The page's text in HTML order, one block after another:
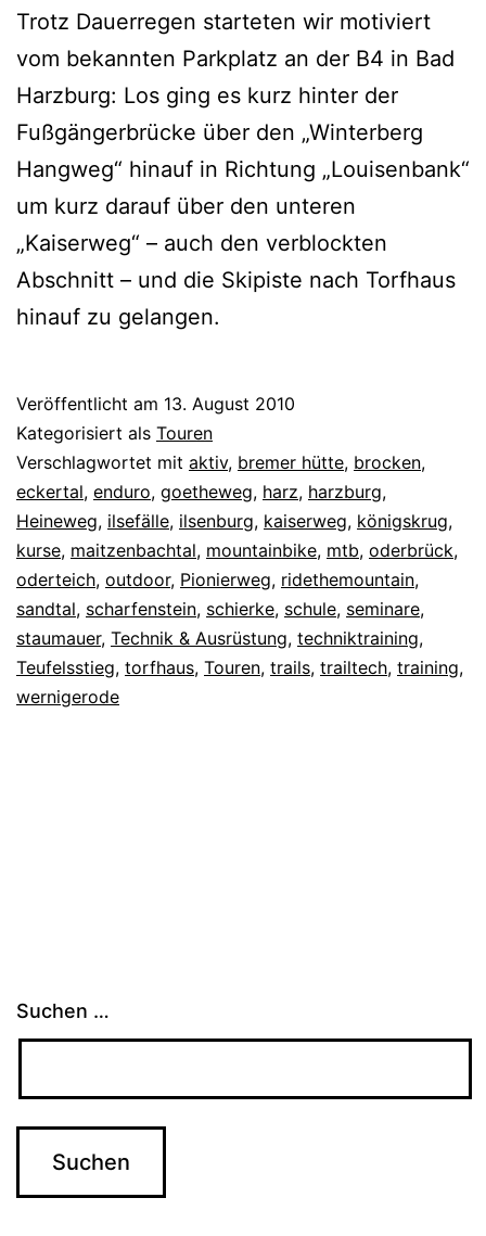
Trotz Dauerregen starteten wir motiviert
vom bekannten Parkplatz an der B4 in Bad
Harzburg: Los ging es kurz hinter der
Fußgängerbrücke über den „Winterberg
Hangweg“ hinauf in Richtung „Louisenbank“
um kurz darauf über den unteren
„Kaiserweg“ – auch den verblockten
Abschnitt – und die Skipiste nach Torfhaus
hinauf zu gelangen.
Veröffentlicht am 13. August 2010
Kategorisiert als Touren
Verschlagwortet mit aktiv, bremer hütte, brocken,
eckertal, enduro, goetheweg, harz, harzburg,
Heineweg, ilsefälle, ilsenburg, kaiserweg, königskrug,
kurse, maitzenbachtal, mountainbike, mtb, oderbrück,
oderteich, outdoor, Pionierweg, ridethemountain,
sandtal, scharfenstein, schierke, schule, seminare,
staumauer, Technik & Ausrüstung, techniktraining,
Teufelsstieg, torfhaus, Touren, trails, trailtech, training,
wernigerode
Suchen …